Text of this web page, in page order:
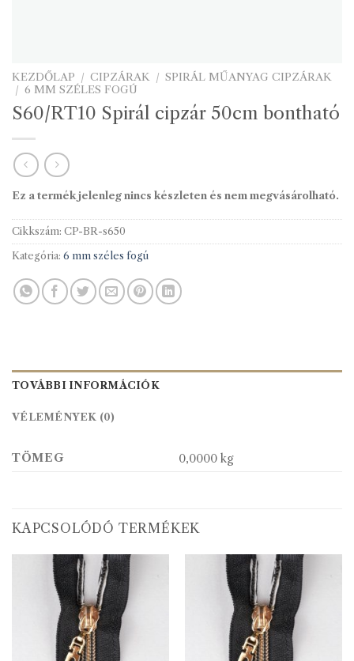
KEZDŐLAP / CIPZÁRAK / SPIRÁL MŰANYAG CIPZÁRAK
/ 6 MM SZÉLES FOGÚ
S60/RT10 Spirál cipzár 50cm bontható
Ez a termék jelenleg nincs készleten és nem megvásárolható.
Cikkszám: CP-BR-s650
Kategória: 6 mm széles fogú
TOVÁBBI INFORMÁCIÓK
VÉLEMÉNYEK (0)
TÖMEG 0,0000 kg
KAPCSOLÓDÓ TERMÉKEK